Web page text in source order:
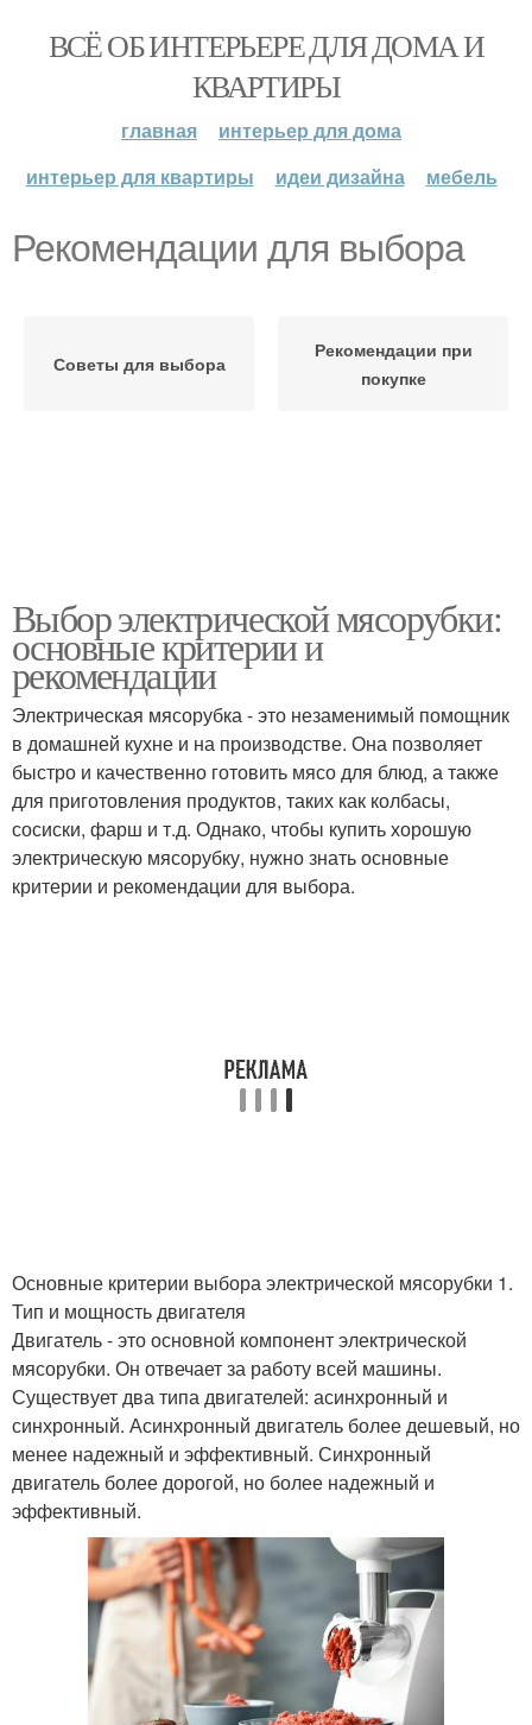
ВСЁ ОБ ИНТЕРЬЕРЕ ДЛЯ ДОМА И
КВАРТИРЫ
главная
интерьер для дома
интерьер для квартиры
идеи дизайна мебель
Рекомендации для выбора
Советы для выбора
Рекомендации при
покупке
Выбор электрической мясорубки:
основные критерии и
рекомендации
Электрическая мясорубка - это незаменимый помощник
в домашней кухне и на производстве. Она позволяет
быстро и качественно готовить мясо для блюд, а также
для приготовления продуктов, таких как колбасы,
сосиски, фарш и т.д. Однако, чтобы купить хорошую
электрическую мясорубку, нужно знать основные
критерии и рекомендации для выбора.
Основные критерии выбора электрической мясорубки 1.
Тип и мощность двигателя
Двигатель - это основной компонент электрической
мясорубки. Он отвечает за работу всей машины.
Существует два типа двигателей: асинхронный и
синхронный. Асинхронный двигатель более дешевый, но
менее надежный и эффективный. Синхронный
двигатель более дорогой, но более надежный и
эффективный.